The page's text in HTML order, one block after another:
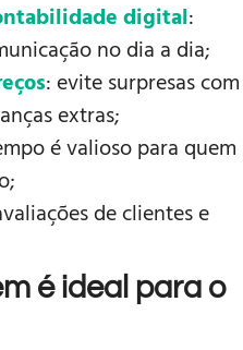
digital:
no dia a dia;
: evite surpresas com
extras;
é valioso para quem
de clientes e
é ideal para o